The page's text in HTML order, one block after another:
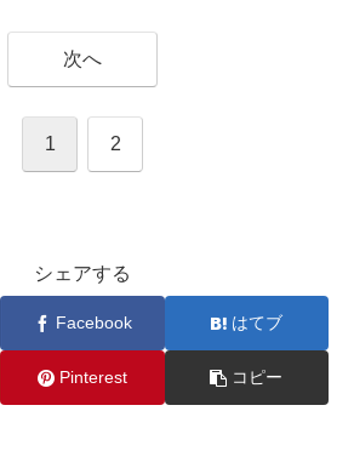
次へ
1 2
シェアする
Facebook はてブ
Pinterest コピー